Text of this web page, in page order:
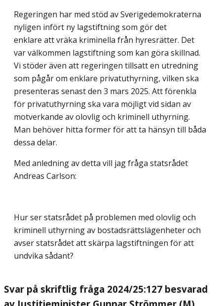
Regeringen har med stöd av Sverigedemokraterna
nyligen infört ny lagstiftning som gör det
enklare att vräka kriminella från hyresrätter. Det
var välkommen lagstiftning som kan göra skillnad.
Vi stöder även att regeringen tillsatt en utredning
som pågår om enklare privatuthyrning, vilken ska
presenteras senast den 3 mars 2025. Att förenkla
för privatuthyrning ska vara möjligt vid sidan av
motverkande av olovlig och kriminell uthyrning.
Man behöver hitta former för att ta hänsyn till båda
dessa delar.
Med anledning av detta vill jag fråga statsrådet
Andreas Carlson:
Hur ser statsrådet på problemen med olovlig och
kriminell uthyrning av bostadsrättslägenheter och
avser statsrådet att skärpa lagstiftningen för att
undvika sådant?
Svar på skriftlig fråga 2024/25:127 besvarad